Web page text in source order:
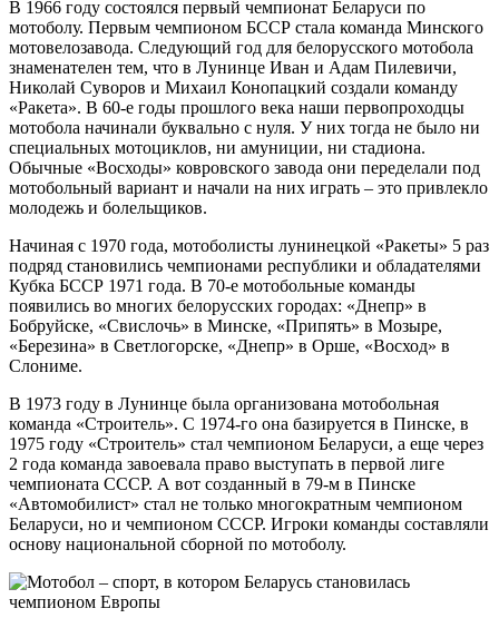
В 1966 году состоялся первый чемпионат Беларуси по
мотоболу. Первым чемпионом БССР стала команда Минского
мотовелозавода. Следующий год для белорусского мотобола
знаменателен тем, что в Лунинце Иван и Адам Пилевичи,
Николай Суворов и Михаил Конопацкий создали команду
«Ракета». В 60-е годы прошлого века наши первопроходцы
мотобола начинали буквально с нуля. У них тогда не было ни
специальных мотоциклов, ни амуниции, ни стадиона.
Обычные «Восходы» ковровского завода они переделали под
мотобольный вариант и начали на них играть – это привлекло
молодежь и болельщиков.
Начиная с 1970 года, мотоболисты лунинецкой «Ракеты» 5 раз
подряд становились чемпионами республики и обладателями
Кубка БССР 1971 года. В 70-е мотобольные команды
появились во многих белорусских городах: «Днепр» в
Бобруйске, «Свислочь» в Минске, «Припять» в Мозыре,
«Березина» в Светлогорске, «Днепр» в Орше, «Восход» в
Слониме.
В 1973 году в Лунинце была организована мотобольная
команда «Строитель». С 1974-го она базируется в Пинске, в
1975 году «Строитель» стал чемпионом Беларуси, а еще через
2 года команда завоевала право выступать в первой лиге
чемпионата СССР. А вот созданный в 79-м в Пинске
«Автомобилист» стал не только многократным чемпионом
Беларуси, но и чемпионом СССР. Игроки команды составляли
основу национальной сборной по мотоболу.